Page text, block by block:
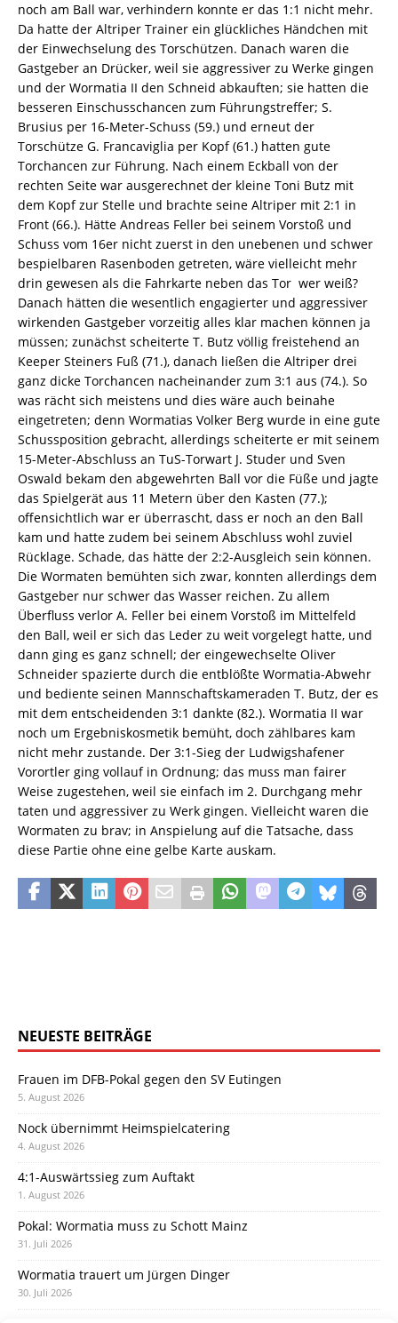
noch am Ball war, verhindern konnte er das 1:1 nicht mehr.
Da hatte der Altriper Trainer ein glückliches Händchen mit
der Einwechselung des Torschützen. Danach waren die
Gastgeber an Drücker, weil sie aggressiver zu Werke gingen
und der Wormatia II den Schneid abkauften; sie hatten die
besseren Einschusschancen zum Führungstreffer; S.
Brusius per 16-Meter-Schuss (59.) und erneut der
Torschütze G. Francaviglia per Kopf (61.) hatten gute
Torchancen zur Führung. Nach einem Eckball von der
rechten Seite war ausgerechnet der kleine Toni Butz mit
dem Kopf zur Stelle und brachte seine Altriper mit 2:1 in
Front (66.). Hätte Andreas Feller bei seinem Vorstoß und
Schuss vom 16er nicht zuerst in den unebenen und schwer
bespielbaren Rasenboden getreten, wäre vielleicht mehr
drin gewesen als die Fahrkarte neben das Tor  wer weiß?
Danach hätten die wesentlich engagierter und aggressiver
wirkenden Gastgeber vorzeitig alles klar machen können ja
müssen; zunächst scheiterte T. Butz völlig freistehend an
Keeper Steiners Fuß (71.), danach ließen die Altriper drei
ganz dicke Torchancen nacheinander zum 3:1 aus (74.). So
was rächt sich meistens und dies wäre auch beinahe
eingetreten; denn Wormatias Volker Berg wurde in eine gute
Schussposition gebracht, allerdings scheiterte er mit seinem
15-Meter-Abschluss an TuS-Torwart J. Studer und Sven
Oswald bekam den abgewehrten Ball vor die Füße und jagte
das Spielgerät aus 11 Metern über den Kasten (77.);
offensichtlich war er überrascht, dass er noch an den Ball
kam und hatte zudem bei seinem Abschluss wohl zuviel
Rücklage. Schade, das hätte der 2:2-Ausgleich sein können.
Die Wormaten bemühten sich zwar, konnten allerdings dem
Gastgeber nur schwer das Wasser reichen. Zu allem
Überfluss verlor A. Feller bei einem Vorstoß im Mittelfeld
den Ball, weil er sich das Leder zu weit vorgelegt hatte, und
dann ging es ganz schnell; der eingewechselte Oliver
Schneider spazierte durch die entblößte Wormatia-Abwehr
und bediente seinen Mannschaftskameraden T. Butz, der es
mit dem entscheidenden 3:1 dankte (82.). Wormatia II war
noch um Ergebniskosmetik bemüht, doch zählbares kam
nicht mehr zustande. Der 3:1-Sieg der Ludwigshafener
Vorortler ging vollauf in Ordnung; das muss man fairer
Weise zugestehen, weil sie einfach im 2. Durchgang mehr
taten und aggressiver zu Werk gingen. Vielleicht waren die
Wormaten zu brav; in Anspielung auf die Tatsache, dass
diese Partie ohne eine gelbe Karte auskam.
NEUESTE BEITRÄGE
Frauen im DFB-Pokal gegen den SV Eutingen
5. August 2026
Nock übernimmt Heimspielcatering
4. August 2026
4:1-Auswärtssieg zum Auftakt
1. August 2026
Pokal: Wormatia muss zu Schott Mainz
31. Juli 2026
Wormatia trauert um Jürgen Dinger
30. Juli 2026